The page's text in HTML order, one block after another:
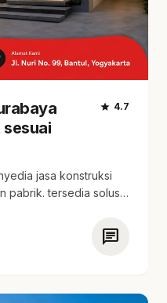
star 4.7
jasa konstruksi
pabrik. tersedia solusi
chat